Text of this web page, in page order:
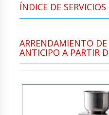
ÍNDICE DE SERVICIOS
ARRENDAMIENTO
ANTICIPO A PARTIR